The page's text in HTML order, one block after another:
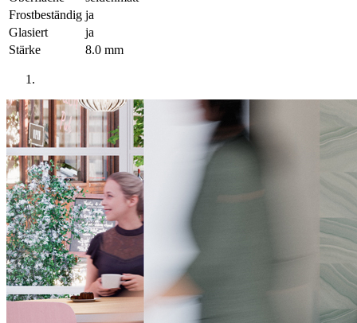
Frostbeständig ja
Glasiert
ja
Stärke
8.0 mm